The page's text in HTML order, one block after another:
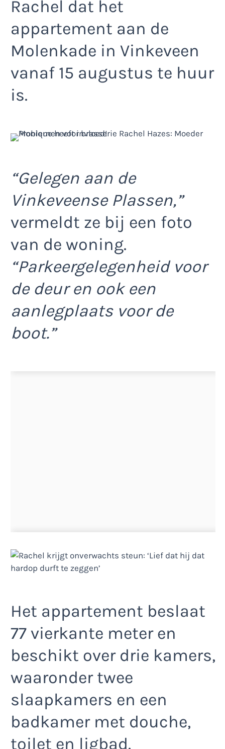
Rachel dat het
appartement aan de
Molenkade in Vinkeveen
vanaf 15 augustus te huur
is.
“Gelegen aan de
Vinkeveense Plassen,”
vermeldt ze bij een foto
van de woning.
“Parkeergelegenheid voor
de deur en ook een
aanlegplaats voor de
boot.”
Het appartement beslaat
77 vierkante meter en
beschikt over drie kamers,
waaronder twee
slaapkamers en een
badkamer met douche,
toilet en ligbad.